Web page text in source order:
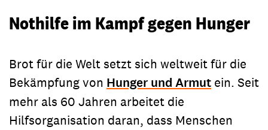
Nothilfe im Kampf gegen Hunger
Brot für die Welt setzt sich weltweit für die
Bekämpfung von Hunger und Armut ein. Seit
mehr als 60 Jahren arbeitet die
Hilfsorganisation daran, dass Menschen